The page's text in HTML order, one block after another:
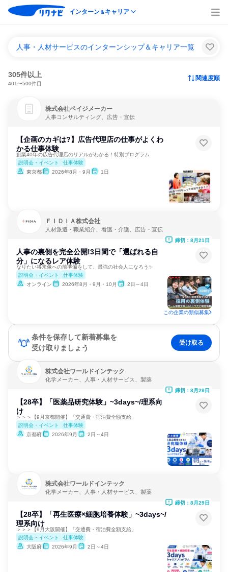
インターン＆キャリア
人事・人材サービスのインターンシップ＆キャリア一覧
305件以上
401〜500件目
関連度順
株式会社ペイジメーカー
人事コンサルティング、広告・宣伝
【企画のカギは?】広告代理店の仕事がよくわ
かる仕事体験
創業40年の広告代理店のリアルがわかる！特別プログラム
説明会・イベント
仕事体験
東京都
2026年8月・9月 1日
ＦＩＤＩＡ株式会社
人材派遣・職業紹介、看護・介護、広告・宣伝
人事の裏側を完全公開!3日間で「選ばれる自
分」になるレア体験
なりたい将来像への前準備をして、最強の社会人になろう✨
説明会・イベント
仕事体験
オンライン
2026年8月・9月・10月 2日～4日
締切：8月21日
この企業の類似募集
条件を保存して新着募集を
受け取りましょう
受け取る
株式会社ワールドインテック
化学メーカー、人事・人材サービス、製薬
【28卒】「医薬品研究体験」~3days~/理系向
け
＞＞＞【9月京都開催】「交通費・宿泊費全額支給」
説明会・イベント
仕事体験
京都府
2026年9月 2日～4日
締切：8月29日
株式会社ワールドインテック
化学メーカー、人事・人材サービス、製薬
【28卒】「再生医療×細胞培養体験」~3days~/
理系向け
＞＞＞【9月大阪開催】「交通費・宿泊費全額支給」
説明会・イベント
仕事体験
大阪府
2026年9月 2日～4日
締切：8月29日